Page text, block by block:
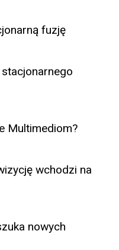
fuzję
Multimediom?
wchodzi na
nowych